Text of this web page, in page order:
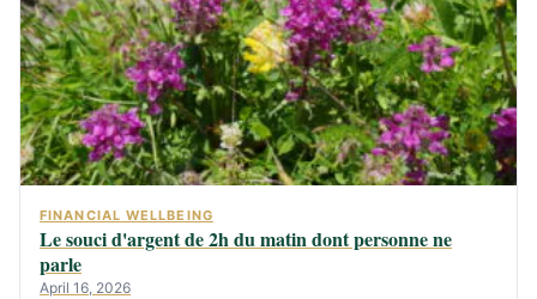
FINANCIAL WELLBEING
Le souci d'argent de 2h du matin dont personne ne
parle
April 16, 2026